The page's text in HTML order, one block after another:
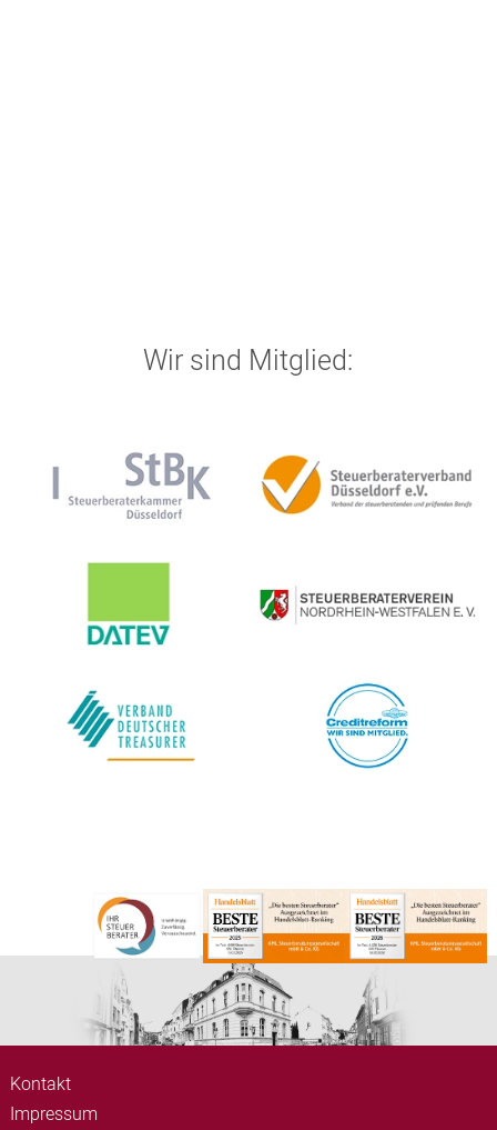
Wir sind Mitglied:
Kontakt
Impressum